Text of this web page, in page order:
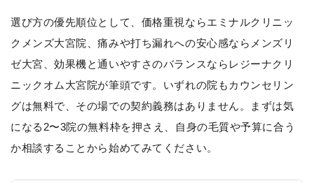
選び方の優先順位として、価格重視ならエミナルクリニッ
クメンズ大宮院、痛みや打ち漏れへの安心感ならメンズリ
ゼ大宮、効果機と通いやすさのバランスならレジーナクリ
ニックオム大宮院が筆頭です。いずれの院もカウンセリン
グは無料で、その場での契約義務はありません。まずは気
になる2〜3院の無料枠を押さえ、自身の毛質や予算に合う
か相談することから始めてみてください。